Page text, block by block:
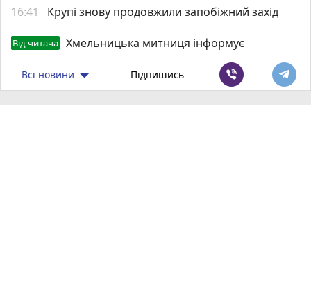
16:41 Крупі знову продовжили запобіжний захід
Від читача Хмельницька митниця інформує
Всі новини Підпишись